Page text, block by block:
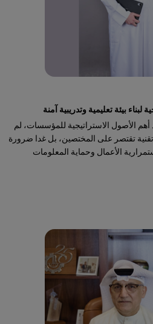
بيئة تعليمية وتدريبية آمنة
الأصول الاستراتيجية للمؤسسات، لم
تقتصر على المختصين، بل غدا ضرورة
الأعمال وحماية المعلومات